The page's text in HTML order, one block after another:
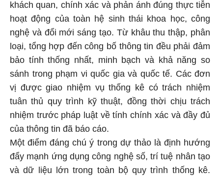
khách quan, chính xác và phản ánh đúng thực tiễn
hoạt động của toàn hệ sinh thái khoa học, công
nghệ và đổi mới sáng tạo. Từ khâu thu thập, phân
loại, tổng hợp đến công bố thông tin đều phải đảm
bảo tính thống nhất, minh bạch và khả năng so
sánh trong phạm vi quốc gia và quốc tế. Các đơn
vị được giao nhiệm vụ thống kê có trách nhiệm
tuân thủ quy trình kỹ thuật, đồng thời chịu trách
nhiệm trước pháp luật về tính chính xác và đầy đủ
của thông tin đã báo cáo.
Một điểm đáng chú ý trong dự thảo là định hướng
đẩy mạnh ứng dụng công nghệ số, trí tuệ nhân tạo
và dữ liệu lớn trong toàn bộ quy trình thống kê.